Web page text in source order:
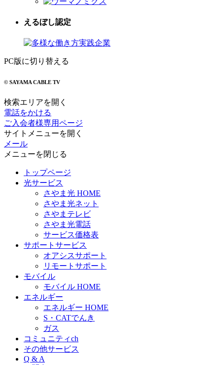
えるぼし認定
PC版に切り替える
© SAYAMA CABLE TV
検索エリアを開く
電話をかける
ご入会者様専用ページ
サイトメニューを開く
メール
メニューを閉じる
トップページ
光サービス
さやま光 HOME
さやま光ネット
さやまテレビ
さやま光電話
サービス価格表
サポートサービス
オアシスサポート
リモートサポート
モバイル
モバイル HOME
エネルギー
エネルギー HOME
S・CATでんき
ガス
コミュニティch
その他サービス
Q & A